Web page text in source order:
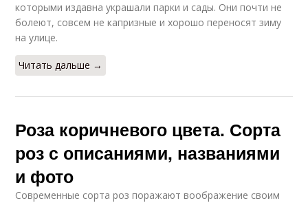
которыми издавна украшали парки и сады. Они почти не
болеют, совсем не капризные и хорошо переносят зиму
на улице.
Читать дальше →
Роза коричневого цвета. Сорта
роз с описаниями, названиями
и фото
Современные сорта роз поражают воображение своим